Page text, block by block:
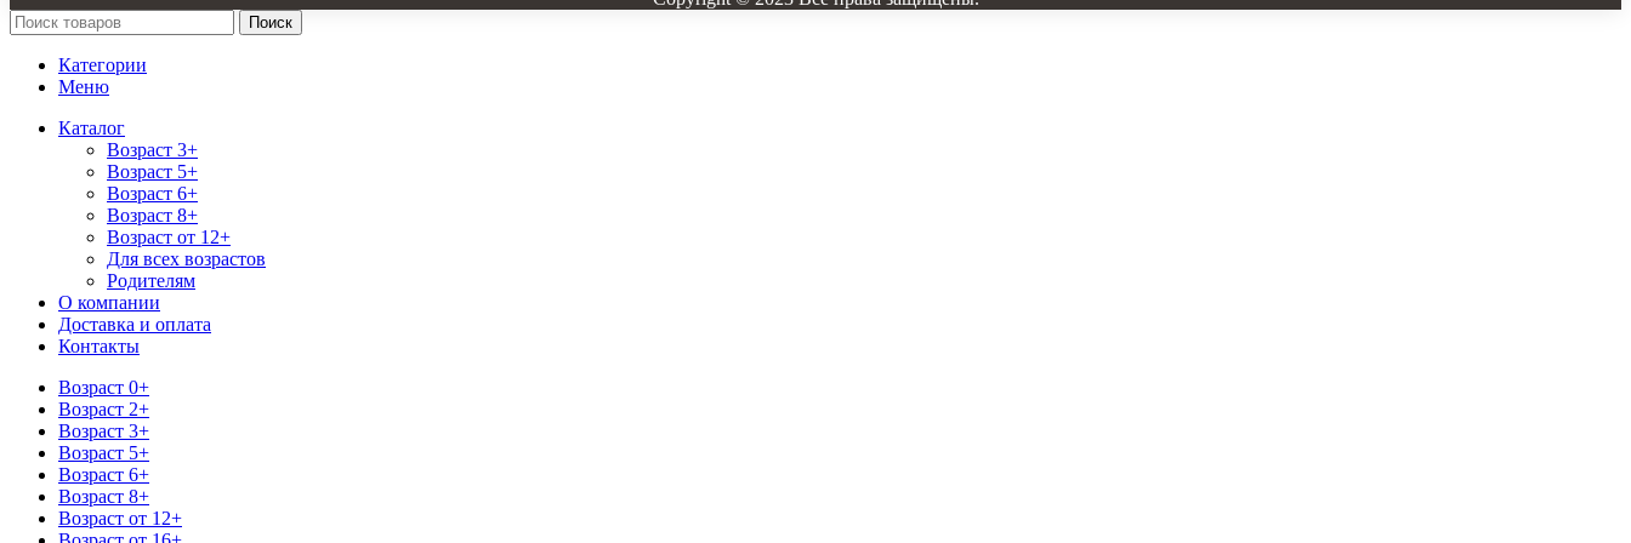
Поиск
Категории
Меню
Каталог
Возраст 3+
Возраст 5+
Возраст 6+
Возраст 8+
Возраст от 12+
Для всех возрастов
Родителям
О компании
Доставка и оплата
Контакты
Возраст 0+
Возраст 2+
Возраст 3+
Возраст 5+
Возраст 6+
Возраст 8+
Возраст от 12+